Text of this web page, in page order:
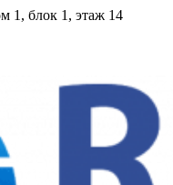
1, блок 1, этаж 14